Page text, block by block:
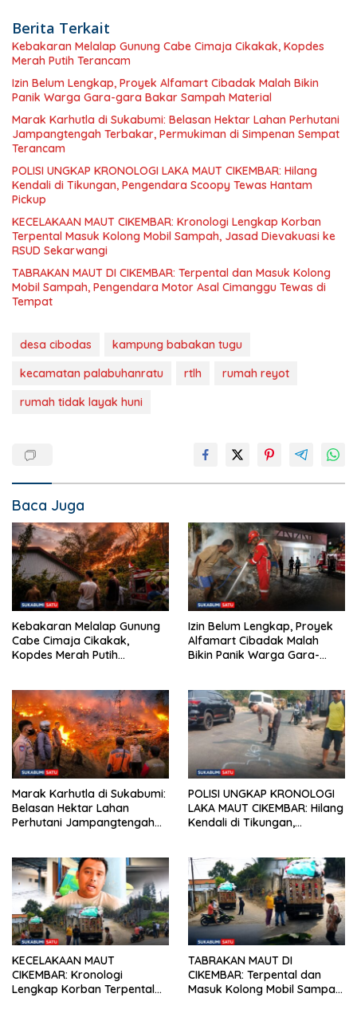
Berita Terkait
Kebakaran Melalap Gunung Cabe Cimaja Cikakak, Kopdes
Merah Putih Terancam
Izin Belum Lengkap, Proyek Alfamart Cibadak Malah Bikin
Panik Warga Gara-gara Bakar Sampah Material
Marak Karhutla di Sukabumi: Belasan Hektar Lahan Perhutani
Jampangtengah Terbakar, Permukiman di Simpenan Sempat
Terancam
POLISI UNGKAP KRONOLOGI LAKA MAUT CIKEMBAR: Hilang
Kendali di Tikungan, Pengendara Scoopy Tewas Hantam
Pickup
KECELAKAAN MAUT CIKEMBAR: Kronologi Lengkap Korban
Terpental Masuk Kolong Mobil Sampah, Jasad Dievakuasi ke
RSUD Sekarwangi
TABRAKAN MAUT DI CIKEMBAR: Terpental dan Masuk Kolong
Mobil Sampah, Pengendara Motor Asal Cimanggu Tewas di
Tempat
desa cibodas
kampung babakan tugu
kecamatan palabuhanratu
rtlh
rumah reyot
rumah tidak layak huni
Baca Juga
Kebakaran Melalap Gunung
Cabe Cimaja Cikakak,
Kopdes Merah Putih
Izin Belum Lengkap, Proyek
Alfamart Cibadak Malah
Bikin Panik Warga Gara-
Marak Karhutla di Sukabumi:
Belasan Hektar Lahan
Perhutani Jampangtengah
POLISI UNGKAP KRONOLOGI
LAKA MAUT CIKEMBAR: Hilang
Kendali di Tikungan,
KECELAKAAN MAUT
CIKEMBAR: Kronologi
Lengkap Korban Terpental
TABRAKAN MAUT DI
CIKEMBAR: Terpental dan
Masuk Kolong Mobil Sampah,